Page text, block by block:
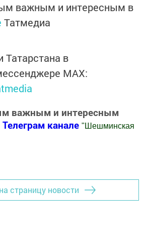
важным и интересным в
Татмедиа
Татарстана в
MАХ:
важным и интересным
Телеграм канале " Шешминская
страницу новости